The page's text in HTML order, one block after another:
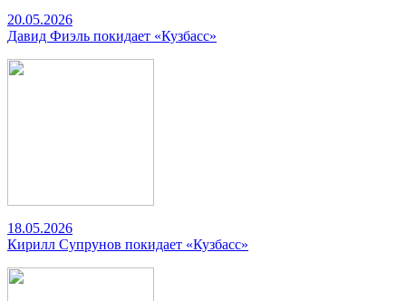
20.05.2026
Давид Фиэль покидает «Кузбасс»
18.05.2026
Кирилл Супрунов покидает «Кузбасс»